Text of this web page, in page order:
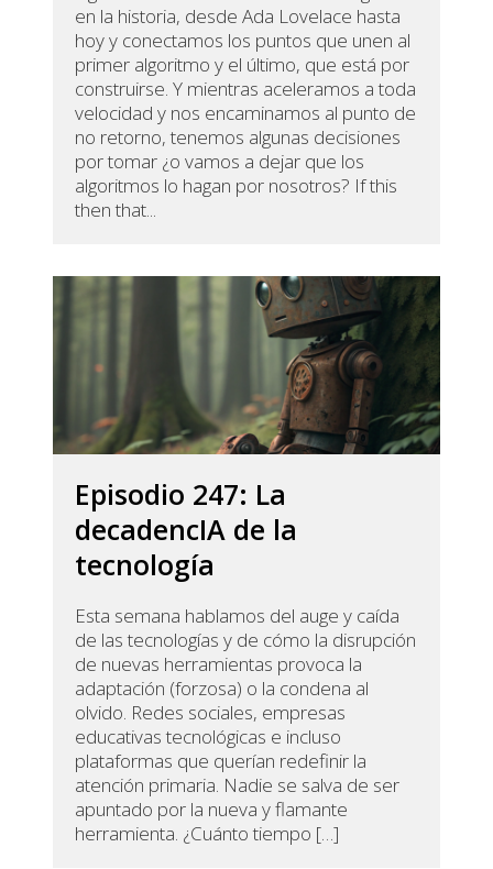
en la historia, desde Ada Lovelace hasta
hoy y conectamos los puntos que unen al
primer algoritmo y el último, que está por
construirse. Y mientras aceleramos a toda
velocidad y nos encaminamos al punto de
no retorno, tenemos algunas decisiones
por tomar ¿o vamos a dejar que los
algoritmos lo hagan por nosotros? If this
then that...
Episodio 247: La
decadencIA de la
tecnología
Esta semana hablamos del auge y caída
de las tecnologías y de cómo la disrupción
de nuevas herramientas provoca la
adaptación (forzosa) o la condena al
olvido. Redes sociales, empresas
educativas tecnológicas e incluso
plataformas que querían redefinir la
atención primaria. Nadie se salva de ser
apuntado por la nueva y flamante
herramienta. ¿Cuánto tiempo […]